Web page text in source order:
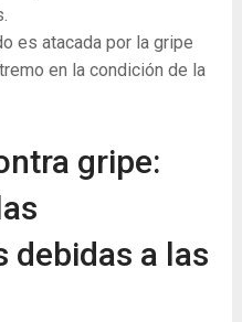
es atacada por la gripe
en la condición de la
gripe:
debidas a las